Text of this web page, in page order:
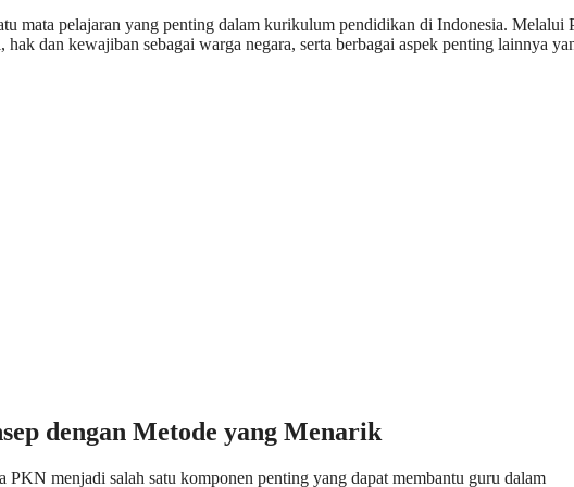
mata pelajaran yang penting dalam kurikulum pendidikan di Indonesia. Melalui
dan kewajiban sebagai warga negara, serta berbagai aspek penting lainnya
dengan Metode yang Menarik
menjadi salah satu komponen penting yang dapat membantu guru dalam